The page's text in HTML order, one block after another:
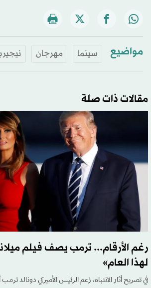
مواضيع سينما مهرجان
مقالات ذات صلة
رغم الأرقام... ترمب يصف فيلم
لهذا العام»
في تصريح أثار الانتباه، زعم الرئيس الأميركي دونالد ترمب